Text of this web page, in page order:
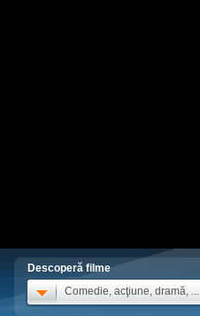
Descoperă filme
Comedie, acţiune, dramă, ...